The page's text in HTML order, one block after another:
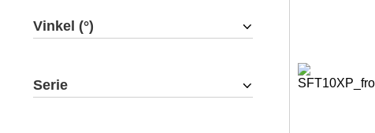
Vinkel (°)
Serie